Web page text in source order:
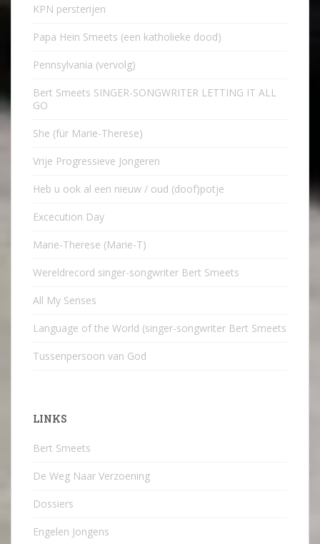
KPN persterijen
Papa Hein Smeets (een katholieke dood)
Pennsylvania (vervolg)
Bert Smeets SINGER-SONGWRITER LETTING IT ALL
GO
She (für Marie-Therese)
Vrije Progressieve Jongeren
Heb u ook al een nieuw / oud (doof)potje
Excecution Day
Marie-Therese (Marie-T)
Wereldrecord singer-songwriter Bert Smeets
All My Senses
Language of the World (singer-songwriter Bert Smeets
Tussenpersoon van God
LINKS
Bert Smeets
De Weg Naar Verzoening
Dossiers
Engelen Jongens